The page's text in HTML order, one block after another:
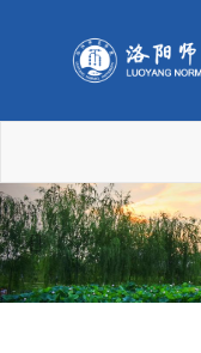
Previous